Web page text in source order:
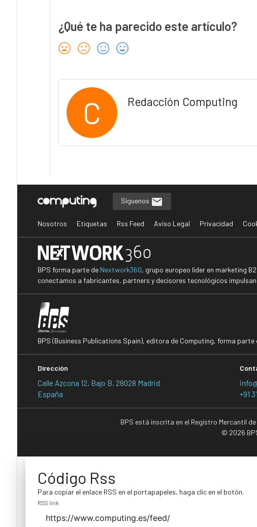
¿Qué te ha parecido este artículo?
C Redacción Computing
Síguenos
Nosotros Etiquetas Rss Feed Aviso Legal Privacidad
BPS forma parte de Nextwork360, grupo europeo líder en marketing
conectamos a fabricantes, partners y decisores tecnológicos
BPS (Business Publications Spain), editora de Computing, forma parte
Dirección
Calle Azcona 12, Bajo B, 28028 Madrid
España
+91
BPS está inscrita en el Registro Mercantil
© 2026
Código Rss
Para copiar el enlace RSS en el portapapeles, haga clic en el botón.
RSS link